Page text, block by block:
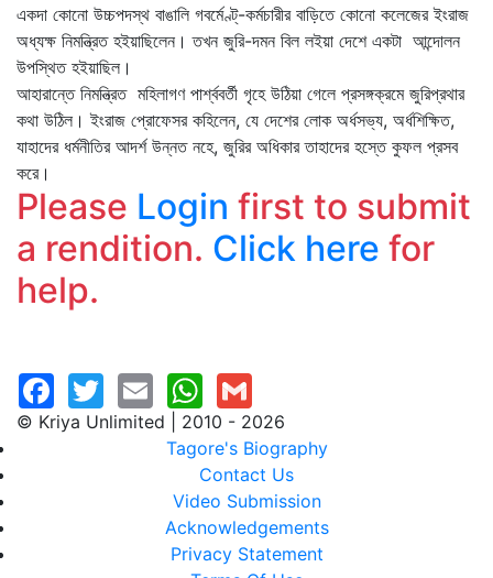
একদা কোনো উচ্চপদস্থ বাঙালি গবর্মেণ্ট্‌-কর্মচারীর বাড়িতে কোনো কলেজের ইংরাজ
অধ্যক্ষ নিমন্ত্রিত হইয়াছিলেন। তখন জুরি-দমন বিল লইয়া দেশে একটা আন্দোলন
উপস্থিত হইয়াছিল।
আহারান্তে নিমন্ত্রিত মহিলাগণ পার্শ্ববর্তী গৃহে উঠিয়া গেলে প্রসঙ্গক্রমে জুরিপ্রথার
কথা উঠিল। ইংরাজ প্রোফেসর কহিলেন, যে দেশের লোক অর্ধসভ্য, অর্ধশিক্ষিত,
যাহাদের ধর্মনীতির আদর্শ উন্নত নহে, জুরির অধিকার তাহাদের হস্তে কুফল প্রসব
করে।
Please Login first to submit
a rendition. Click here for
help.
© Kriya Unlimited | 2010 - 2026
Tagore's Biography
Contact Us
Video Submission
Acknowledgements
Privacy Statement